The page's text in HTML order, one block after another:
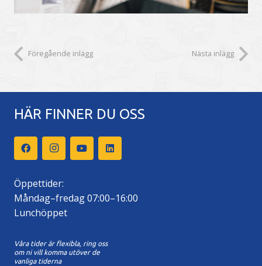
Föregående inlägg Nästa inlägg
HÄR FINNER DU OSS
Öppettider:
Måndag–fredag 07:00–16:00
Lunchöppet
Våra tider är flexibla, ring oss
om ni vill komma utöver de
vanliga tiderna